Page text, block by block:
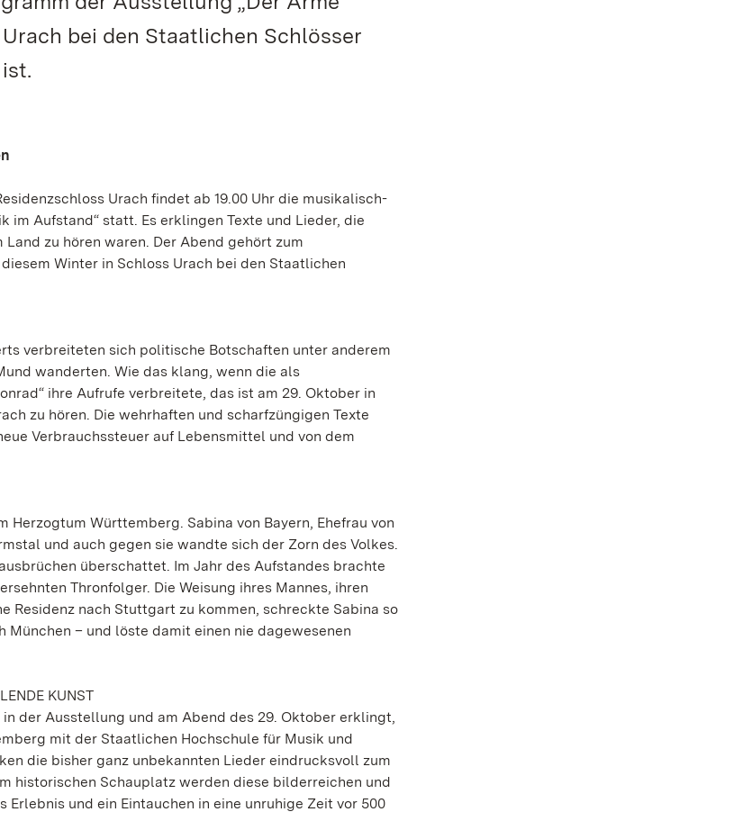
bei den Staatlichen Schlösser
Urach findet ab 19.00 Uhr die musikalisch-
im Aufstand“ statt. Es erklingen Texte und Lieder, die
zu hören waren. Der Abend gehört zum
Winter in Schloss Urach bei den Staatlichen
verbreiteten sich politische Botschaften unter anderem
wanderten. Wie das klang, wenn die als
ihre Aufrufe verbreitete, das ist am 29. Oktober in
zu hören. Die wehrhaften und scharfzüngigen Texte
Verbrauchssteuer auf Lebensmittel und von dem
Württemberg. Sabina von Bayern, Ehefrau von
und auch gegen sie wandte sich der Zorn des Volkes.
überschattet. Im Jahr des Aufstandes brachte
Thronfolger. Die Weisung ihres Mannes, ihren
Residenz nach Stuttgart zu kommen, schreckte Sabina so
München – und löste damit einen nie dagewesenen
KUNST
der Ausstellung und am Abend des 29. Oktober erklingt,
mit der Staatlichen Hochschule für Musik und
die bisher ganz unbekannten Lieder eindrucksvoll zum
historischen Schauplatz werden diese bilderreichen und
und ein Eintauchen in eine unruhige Zeit vor 500